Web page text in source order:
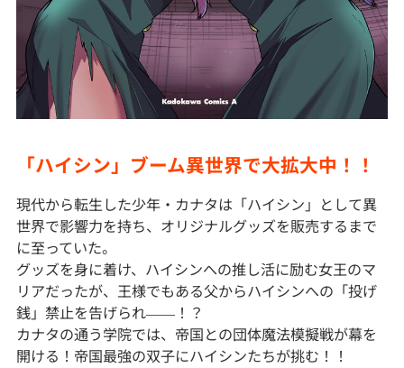
「ハイシン」ブーム異世界で大拡大中！！
現代から転生した少年・カナタは「ハイシン」として異
世界で影響力を持ち、オリジナルグッズを販売するまで
に至っていた。
グッズを身に着け、ハイシンへの推し活に励む女王のマ
リアだったが、王様でもある父からハイシンへの「投げ
銭」禁止を告げられ――！？
カナタの通う学院では、帝国との団体魔法模擬戦が幕を
開ける！帝国最強の双子にハイシンたちが挑む！！